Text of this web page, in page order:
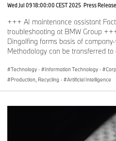
Wed Jul 09 18:00:00 CEST 2025 Press Release
+++ AI maintenance assistant
troubleshooting at BMW Group
Dingolfing forms basis of
Methodology can be transferred
Technology · Information Technology ·
Production, Recycling · Artificial Intelligence